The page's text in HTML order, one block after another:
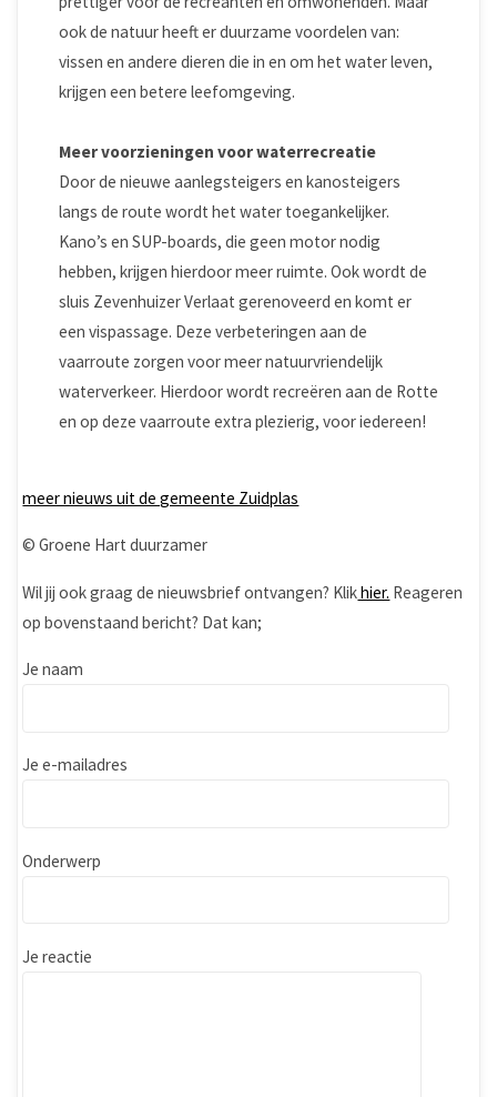
ook de natuur heeft er duurzame voordelen van:
vissen en andere dieren die in en om het water leven,
krijgen een betere leefomgeving.
Meer voorzieningen voor waterrecreatie
Door de nieuwe aanlegsteigers en kanosteigers
langs de route wordt het water toegankelijker.
Kano’s en SUP-boards, die geen motor nodig
hebben, krijgen hierdoor meer ruimte. Ook wordt de
sluis Zevenhuizer Verlaat gerenoveerd en komt er
een vispassage. Deze verbeteringen aan de
vaarroute zorgen voor meer natuurvriendelijk
waterverkeer. Hierdoor wordt recreëren aan de Rotte
en op deze vaarroute extra plezierig, voor iedereen!
meer nieuws uit de gemeente Zuidplas
© Groene Hart duurzamer
Wil jij ook graag de nieuwsbrief ontvangen? Klikhier. Reageren
op bovenstaand bericht? Dat kan;
Je naam
Je e-mailadres
Onderwerp
Je reactie